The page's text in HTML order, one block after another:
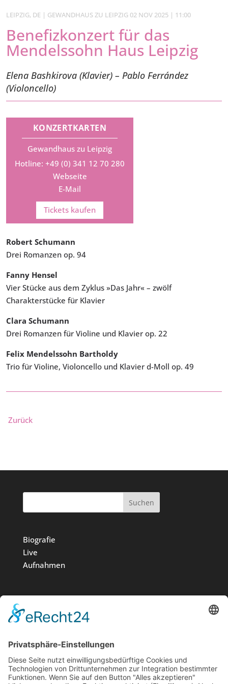
LEIPZIG, DE | GEWANDHAUS ZU LEIPZIG 02 NOV 2025 | 11:00
Benefizkonzert für das
Mendelssohn Haus Leipzig
Elena Bashkirova (Klavier) – Pablo Ferrández
(Violoncello)
KONZERTKARTEN
Gewandhaus zu Leipzig
Hotline: +49 (0) 341 12 70 280
Webseite
E-Mail
Tickets kaufen
Robert Schumann
Drei Romanzen op. 94
Fanny Hensel
Vier Stücke aus dem Zyklus »Das Jahr« – zwölf
Charakterstücke für Klavier
Clara Schumann
Drei Romanzen für Violine und Klavier op. 22
Felix Mendelssohn Bartholdy
Trio für Violine, Violoncello und Klavier d-Moll op. 49
Zurück
Suchen
Biografie
Live
Aufnahmen
Medien
News